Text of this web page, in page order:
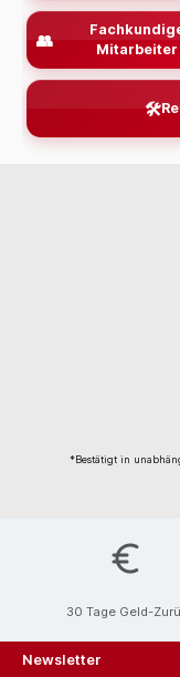
👥
Mitarbeiter
🛠️
*Bestätigt in
30 Tage Geld-
Newsletter